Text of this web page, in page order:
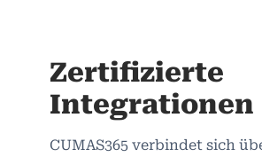
Zertifizierte
Integrationen
CUMAS365 verbindet sich